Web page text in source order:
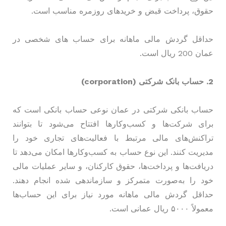
حقوق، پرداخت قبض و خریدهای روزمره مناسب است.
حداقل گردش مالی ماهانه برای حساب های شخصی در
عمان 200 ریال است.
2. حساب بانک شرکتی (corporation)
حساب بانکی شرکتی در عمان نوعی حساب بانکی است که
برای شرکت‌ها و کسب‌وکارها افتتاح می‌شود تا بتوانند
تراکنش‌های مالی مرتبط با فعالیت‌های تجاری خود را
مدیریت کنند. این نوع حساب به کسب‌وکارها امکان می‌دهد تا
دریافت‌ها و پرداخت‌ها، حقوق کارکنان، و سایر عملیات مالی
خود را به‌صورت متمرکز و سازماندهی شده انجام دهند.
حداقل گردش مالی ماهانه مورد نیاز برای این حساب‌ها
معمولاً ۵۰۰۰ ریال عمانی است.